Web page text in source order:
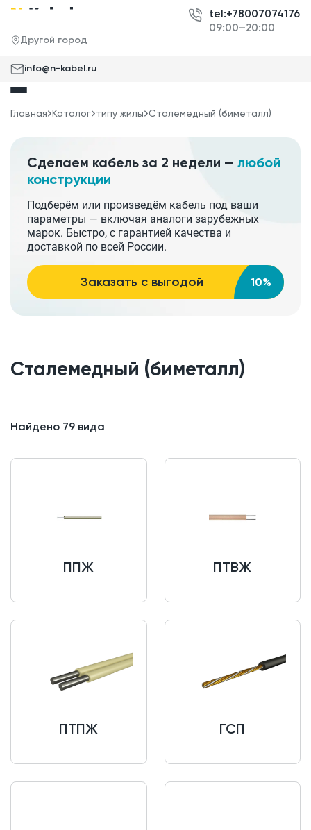
Другой город
tel:+78007074176
09:00–20:00
info@n-kabel.ru
Главная Каталог типу жилы Сталемедный (биметалл)
Сделаем кабель за 2 недели — любой
конструкции
Подберём или произведём кабель под ваши
параметры — включая аналоги зарубежных
марок. Быстро, с гарантией качества и
доставкой по всей России.
Заказать с выгодой 10%
Сталемедный (биметалл)
Найдено 79 вида
ППЖ ПТВЖ
ПТПЖ ГСП